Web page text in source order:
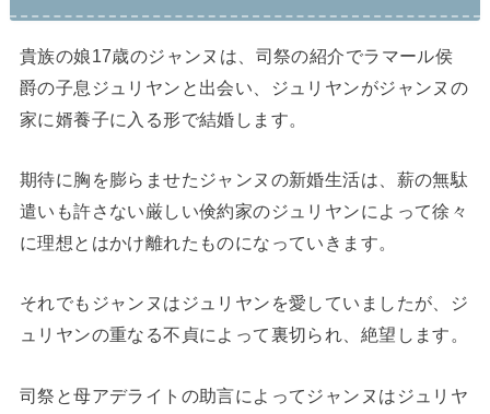
貴族の娘17歳のジャンヌは、司祭の紹介でラマール侯
爵の子息ジュリヤンと出会い、ジュリヤンがジャンヌの
家に婿養子に入る形で結婚します。
期待に胸を膨らませたジャンヌの新婚生活は、薪の無駄
遣いも許さない厳しい倹約家のジュリヤンによって徐々
に理想とはかけ離れたものになっていきます。
それでもジャンヌはジュリヤンを愛していましたが、ジ
ュリヤンの重なる不貞によって裏切られ、絶望します。
司祭と母アデライトの助言によってジャンヌはジュリヤ